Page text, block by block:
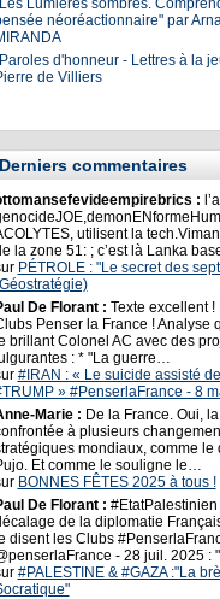
Lumières sombres.
néoréactionnaire" par
d'honneur - Lettres à la
de Villiers
Derniers commentaires
:
utilisent la
la zone 51: ; c’est là Lanka
PÉTROLE : "Le secret des
De Florant : Texte excellent !
Penser la France ! Analyse
brillant Colonel AC avec des
: * "La guerre…
#IRAN : « Le suicide assisté
» #PenserlaFrance - 8
Marie : De la France. Oui,
à plusieurs
mondiaux, comme le
Et comme le souligne le…
BONNES FÊTES 2025 à tous !
De Florant : #EtatPalestinien
de la diplomatie
disent les Clubs
- 28 juil. 2025 :
#PALESTINE & #GAZA :"La